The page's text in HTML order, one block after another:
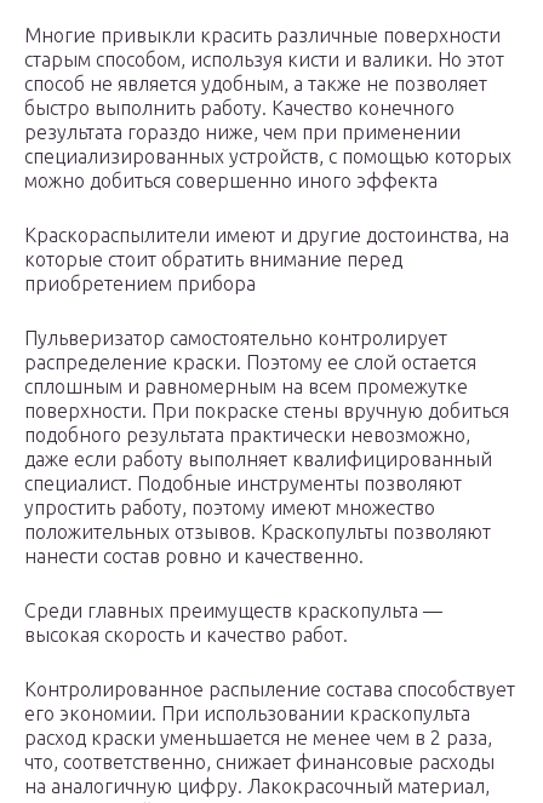
Многие привыкли красить различные поверхности
старым способом, используя кисти и валики. Но этот
способ не является удобным, а также не позволяет
быстро выполнить работу. Качество конечного
результата гораздо ниже, чем при применении
специализированных устройств, с помощью которых
можно добиться совершенно иного эффекта
Краскораспылители имеют и другие достоинства, на
которые стоит обратить внимание перед
приобретением прибора
Пульверизатор самостоятельно контролирует
распределение краски. Поэтому ее слой остается
сплошным и равномерным на всем промежутке
поверхности. При покраске стены вручную добиться
подобного результата практически невозможно,
даже если работу выполняет квалифицированный
специалист. Подобные инструменты позволяют
упростить работу, поэтому имеют множество
положительных отзывов. Краскопульты позволяют
нанести состав ровно и качественно.
Среди главных преимуществ краскопульта —
высокая скорость и качество работ.
Контролированное распыление состава способствует
его экономии. При использовании краскопульта
расход краски уменьшается не менее чем в 2 раза,
что, соответственно, снижает финансовые расходы
на аналогичную цифру. Лакокрасочный материал,